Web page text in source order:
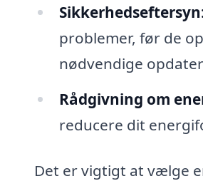
problemer, før de
nødvendige
Rådgivning om
reducere dit
Det er vigtigt at vælge